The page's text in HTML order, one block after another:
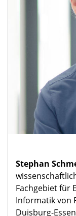
Stephan
Fachgebiet für
Informatik von
Duisburg-